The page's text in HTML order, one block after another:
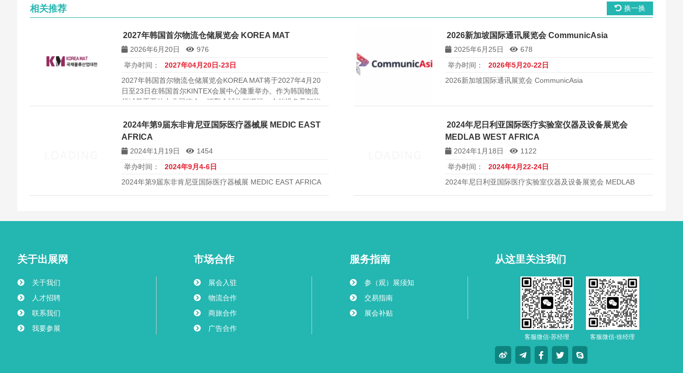
相关推荐 换一换
2027年韩国首尔物流仓储展览会 KOREA MAT
2026年6月20日
976
举办时间：
2027年04月20日-23日
2027年韩国首尔物流仓储展览会KOREA MAT将于2027年4月20
日至23日在韩国首尔KINTEX会展中心隆重举办。作为韩国物流
领域最重要的专业展览会，汇聚全球物料搬运、仓储设备及智能
2026新加坡国际通讯展览会 CommunicAsia
2025年6月25日
678
举办时间：
2026年5月20-22日
2026新加坡国际通讯展览会 CommunicAsia
2024年第9届东非肯尼亚国际医疗器械展 MEDIC EAST
AFRICA
2024年1月19日
1454
举办时间：
2024年9月4-6日
2024年第9届东非肯尼亚国际医疗器械展 MEDIC EAST AFRICA
2024年尼日利亚国际医疗实验室仪器及设备展览会
MEDLAB WEST AFRICA
2024年1月18日
1122
举办时间：
2024年4月22-24日
2024年尼日利亚国际医疗实验室仪器及设备展览会 MEDLAB
关于出展网
关于我们
人才招聘
联系我们
我要参展
市场合作
展会入驻
物流合作
商旅合作
广告合作
服务指南
参（观）展须知
交易指南
展会补贴
从这里关注我们
客服微信-苏经理 客服微信-徐经理